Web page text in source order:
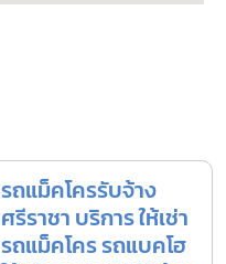
รถแม็คโครรับจ้าง
ศรีราชา บริการ ให้เช่า
รถแม็คโคร รถแบคโฮ